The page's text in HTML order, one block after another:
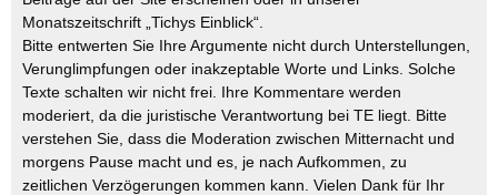
Monatszeitschrift „Tichys Einblick“.
Bitte entwerten Sie Ihre Argumente nicht durch Unterstellungen,
Verunglimpfungen oder inakzeptable Worte und Links. Solche
Texte schalten wir nicht frei. Ihre Kommentare werden
moderiert, da die juristische Verantwortung bei TE liegt. Bitte
verstehen Sie, dass die Moderation zwischen Mitternacht und
morgens Pause macht und es, je nach Aufkommen, zu
zeitlichen Verzögerungen kommen kann. Vielen Dank für Ihr